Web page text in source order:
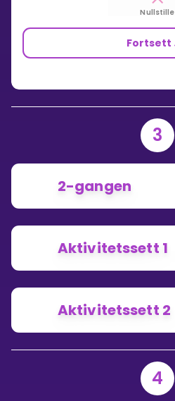
Nullstille
Fortsett
3
2-gangen
Aktivitetssett 1
Aktivitetssett 2
4